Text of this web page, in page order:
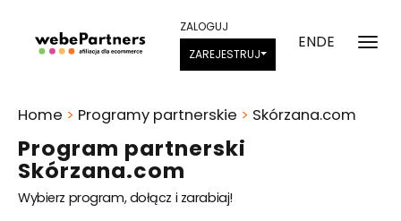
ENDE
ZALOGUJ
ZAREJESTRUJ
Program partnerski
Skórzana.com
Wybierz program, dołącz i zarabiaj!
Home > Programy partnerskie > Skórzana.com